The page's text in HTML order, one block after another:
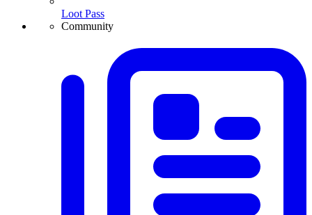
Loot Pass
Community